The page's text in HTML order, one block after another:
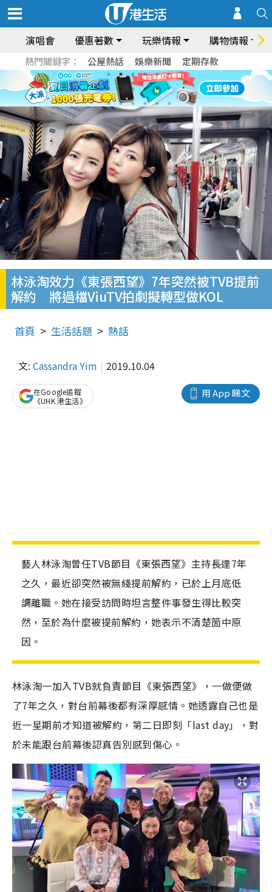
演唱會 優惠著數 玩樂情報 購物情報
熱門關鍵字： 公屋熱話 娛樂新聞 定期存款
林泳淘效力《東張西望》7年突然被TVB提前
解約 將過檔ViuTV拍劇擬轉型做KOL
首頁 生活話題 熱話
文: Cassandra Yim 2019.10.04
用 App 睇文
在Google追蹤
《UHK 港生活》
藝人林泳淘曾任TVB節目《東張西望》主持長達7年
之久，最近卻突然被無綫提前解約，已於上月底低
調離職。她在接受訪問時坦言整件事發生得比較突
然，至於為什麼被提前解約，她表示不清楚箇中原
因。
林泳淘一加入TVB就負責節目《東張西望》，一做便做
了7年之久，對台前幕後都有深厚感情。她透露自己也是
近一星期前才知道被解約，第二日即刻「last day」，對
於未能跟台前幕後認真告別感到傷心。